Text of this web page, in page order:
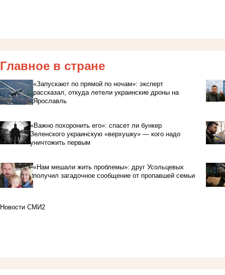
Главное в стране
«Запускают по прямой по ночам»: эксперт
рассказал, откуда летели украинские дроны на
Ярославль
«Важно похоронить его»: спасет ли бункер
Зеленского украинскую «верхушку» — кого надо
уничтожить первым
«Нам мешали жить проблемы»: друг Усольцевых
получил загадочное сообщение от пропавшей семьи
Новости СМИ2